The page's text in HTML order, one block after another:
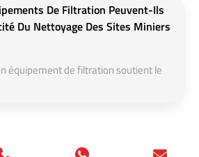
De Filtration Peuvent-Ils
Du Nettoyage Des Sites Miniers
équipement de filtration soutient le